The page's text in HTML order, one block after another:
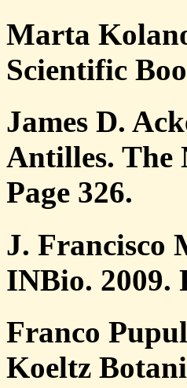
Marta
Scientific
James D.
Antilles. The
Page 326.
J. Francisco
INBio. 2009.
Franco
Koeltz